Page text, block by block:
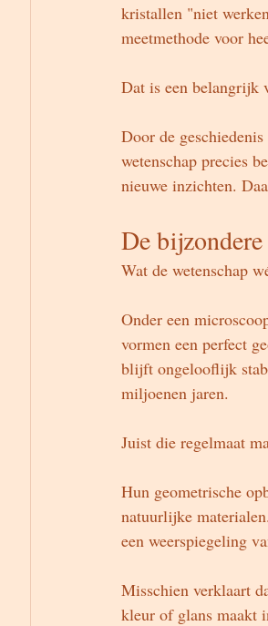
kristallen "niet
meetmethode voor
Dat is een belangrijk
Door de
wetenschap precies
nieuwe inzichten.
De
Wat de wetenschap
Onder een
vormen een perfect
blijft ongelooflijk
miljoenen jaren.
Juist die regelmaat
Hun geometrische
natuurlijke
een weerspiegeling
Misschien verklaart
kleur of glans maakt